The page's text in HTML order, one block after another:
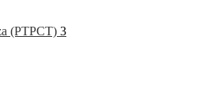
(PTPCT) 3